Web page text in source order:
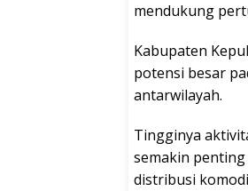
mendukung
Kabupaten
potensi besar
antarwilayah.
Tingginya
semakin
distribusi